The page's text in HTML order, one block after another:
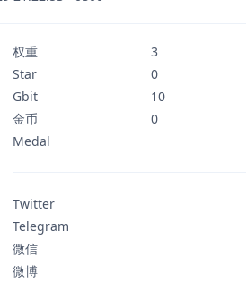
权重
3
Star
0
Gbit
10
金币
0
Medal
Twitter
Telegram
微信
微博